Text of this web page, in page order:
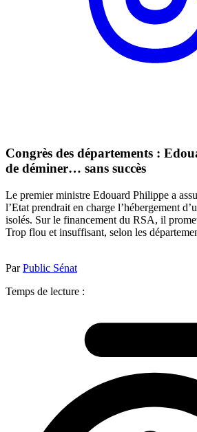
Congrès des départements :
de déminer… sans succès
Le premier ministre Edouard Philippe a
l’Etat prendrait en charge l’hébergement
isolés. Sur le financement du RSA, il
Trop flou et insuffisant, selon les
ParPublic Sénat
Temps de lecture :